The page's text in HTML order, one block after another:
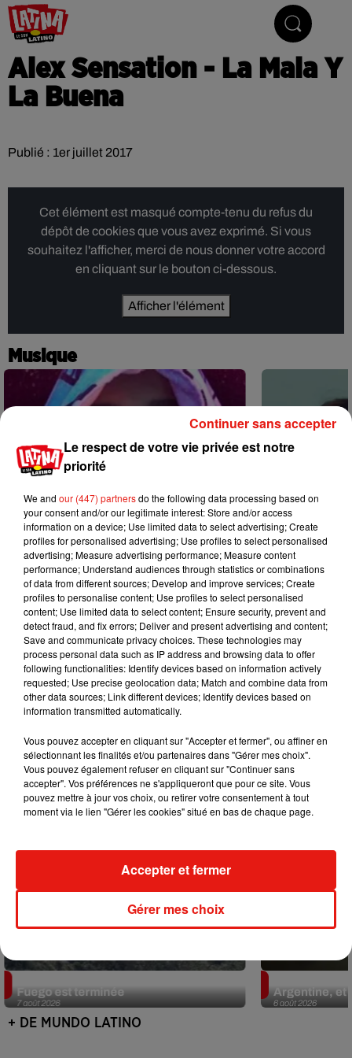
Alex Sensation - La Mala Y
La Buena
Publié : 1er juillet 2017
Cet élément est masqué compte-tenu du refus du
dépôt de cookies que vous avez exprimé. Si vous
souhaitez l'afficher, merci de nous donner votre accord
en cliquant sur le bouton ci-dessous.
Afficher l'élément
Musique
6 août 2026
Karol G dévoile la tracklist de son
nouvel album… avec des invités...
5 août 2026
Benny
Becky G sur
+ DE MUSIQUE
Mundo Latino
7 août 2026
Fuego est terminée
6 août 2026
Argentine, et
+ DE MUNDO LATINO
Le respect de votre vie privée est notre
priorité
We and our (447) partnersdo the following data processing based on
your consent and/or our legitimate interest: Store and/or access
information on a device; Use limited data to select advertising; Create
profiles for personalised advertising; Use profiles to select personalised
advertising; Measure advertising performance; Measure content
performance; Understand audiences through statistics or combinations
of data from different sources; Develop and improve services; Create
profiles to personalise content; Use profiles to select personalised
content; Use limited data to select content; Ensure security, prevent and
detect fraud, and fix errors; Deliver and present advertising and content;
Save and communicate privacy choices. These technologies may
process personal data such as IP address and browsing data to offer
following functionalities: Identify devices based on information actively
requested; Use precise geolocation data; Match and combine data from
other data sources; Link different devices; Identify devices based on
information transmitted automatically.
Vous pouvez accepter en cliquant sur "Accepter et fermer", ou affiner en
sélectionnant les finalités et/ou partenaires dans "Gérer mes choix".
Vous pouvez également refuser en cliquant sur "Continuer sans
accepter". Vos préférences ne s'appliqueront que pour ce site. Vous
pouvez mettre à jour vos choix, ou retirer votre consentement à tout
moment via le lien "Gérer les cookies" situé en bas de chaque page.
Gérer mes choix
Accepter et fermer
Continuer sans accepter